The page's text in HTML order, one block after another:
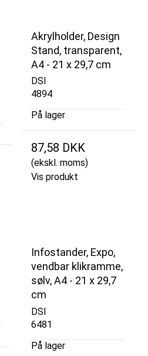
Akrylholder, Design
Stand, transparent,
A4 - 21 x 29,7 cm
DSI
4894
På lager
87,58 DKK
(ekskl. moms)
Vis produkt
Infostander, Expo,
vendbar klikramme,
sølv, A4 - 21 x 29,7
cm
DSI
6481
På lager